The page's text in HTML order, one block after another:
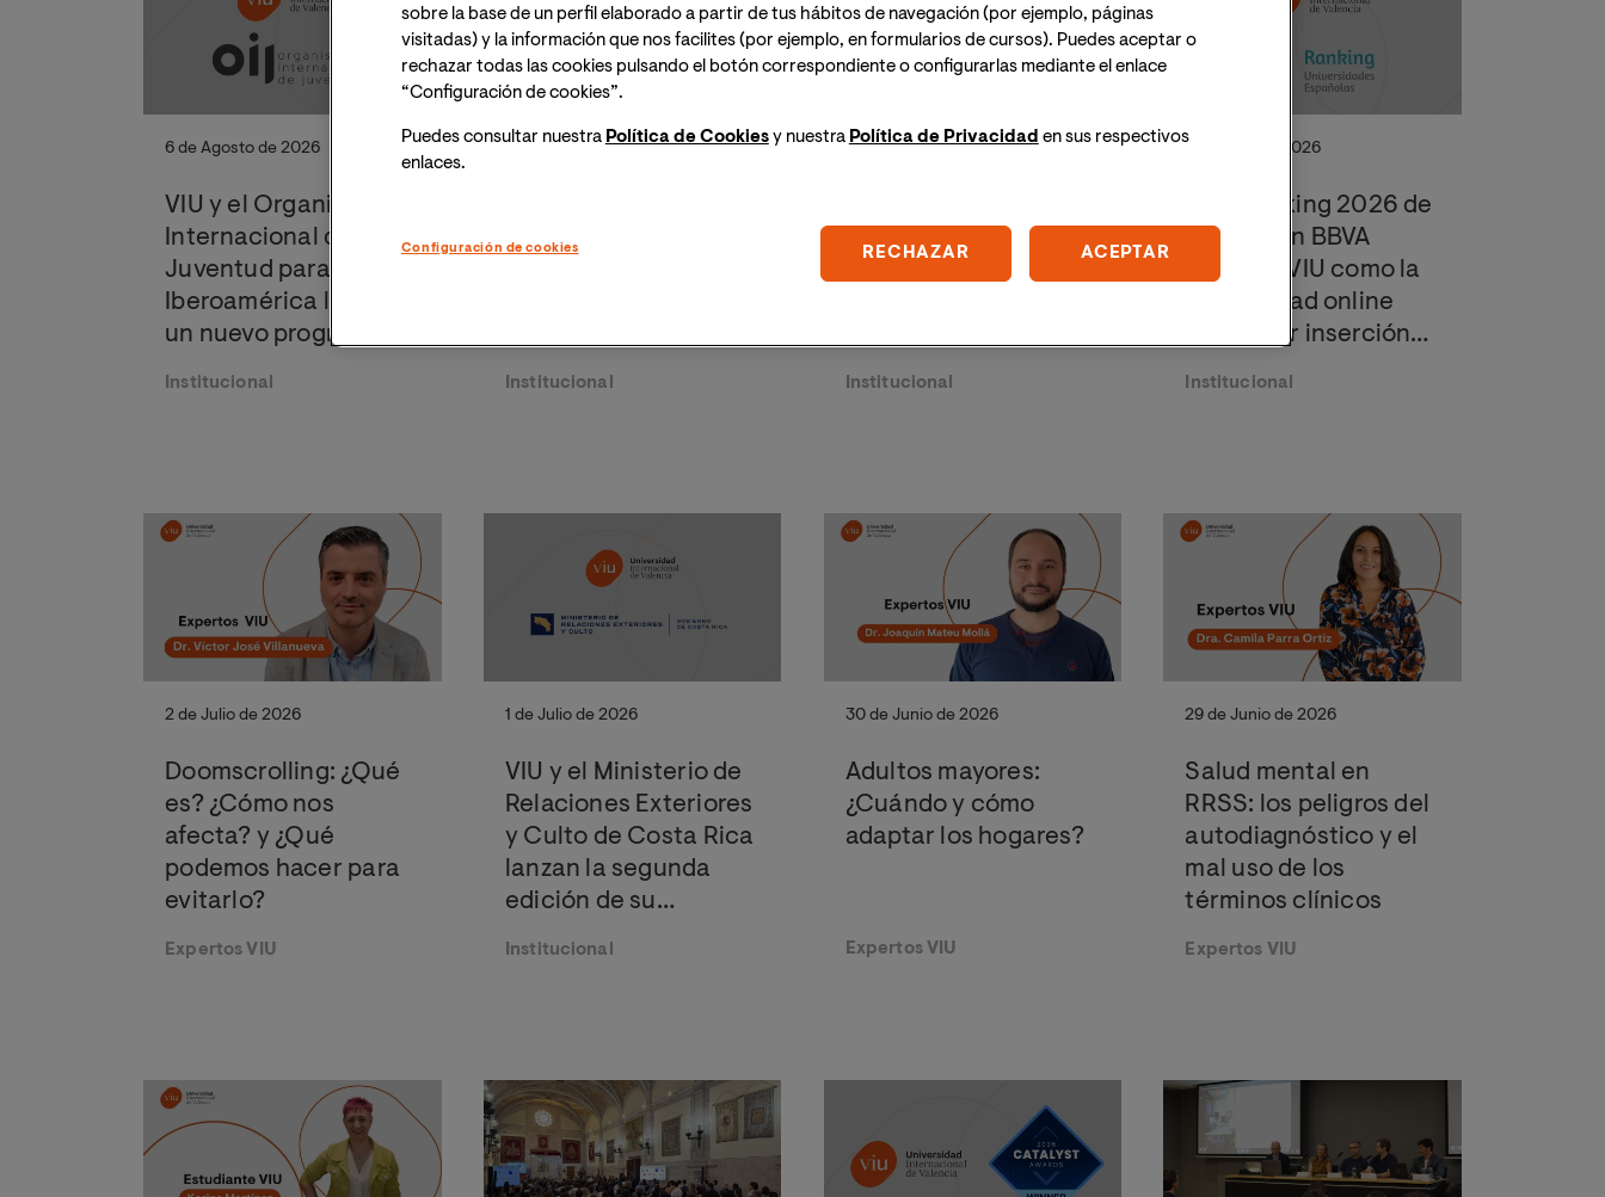
6 de Agosto de 2026
VIU y el Organismo
Internacional de
Juventud para
Iberoamérica lanzan
un nuevo programa
internacional de
iberoamericanos
Institucional
9 de Julio de 2026
estudiantes se
Internacional de
Institucional
7 de Julio de 2026
de Literatura y
Sociedad impulsa el
becas para el Curso
Institucional
6 de Julio de 2026
El U-Ranking 2026 de
Fundación BBVA
señala a VIU como la
universidad online
con mejor inserción
laboral de España por
Institucional
2 de Julio de 2026
Doomscrolling: ¿Qué
es? ¿Cómo nos
afecta? y ¿Qué
podemos hacer para
evitarlo?
Expertos VIU
1 de Julio de 2026
VIU y el Ministerio de
Relaciones Exteriores
y Culto de Costa Rica
lanzan la segunda
edición de su
Institucional
30 de Junio de 2026
Adultos mayores:
¿Cuándo y cómo
adaptar los hogares?
Expertos VIU
29 de Junio de 2026
Salud mental en
RRSS: los peligros del
autodiagnóstico y el
mal uso de los
términos clínicos
Expertos VIU
sobre la base de un perfil elaborado a partir de tus hábitos de navegación (por ejemplo, páginas
visitadas) y la información que nos facilites (por ejemplo, en formularios de cursos). Puedes aceptar o
rechazar todas las cookies pulsando el botón correspondiente o configurarlas mediante el enlace
“Configuración de cookies”.
Puedes consultar nuestra Política de Cookiesy nuestra Política de Privacidad en sus respectivos
enlaces.
Configuración de cookies RECHAZAR ACEPTAR